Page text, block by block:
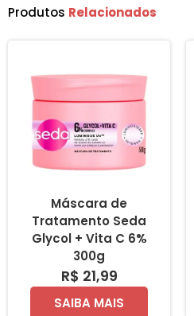
Produtos Relacionados
Máscara de
Tratamento Seda
Glycol + Vita C 6%
300g
R$ 21,99
SAIBA MAIS